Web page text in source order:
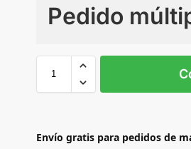
Pedido
WHITE
Envío gratis para pedidos de